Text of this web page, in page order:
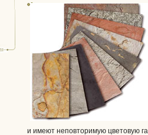
и имеют неповторимую цветовую